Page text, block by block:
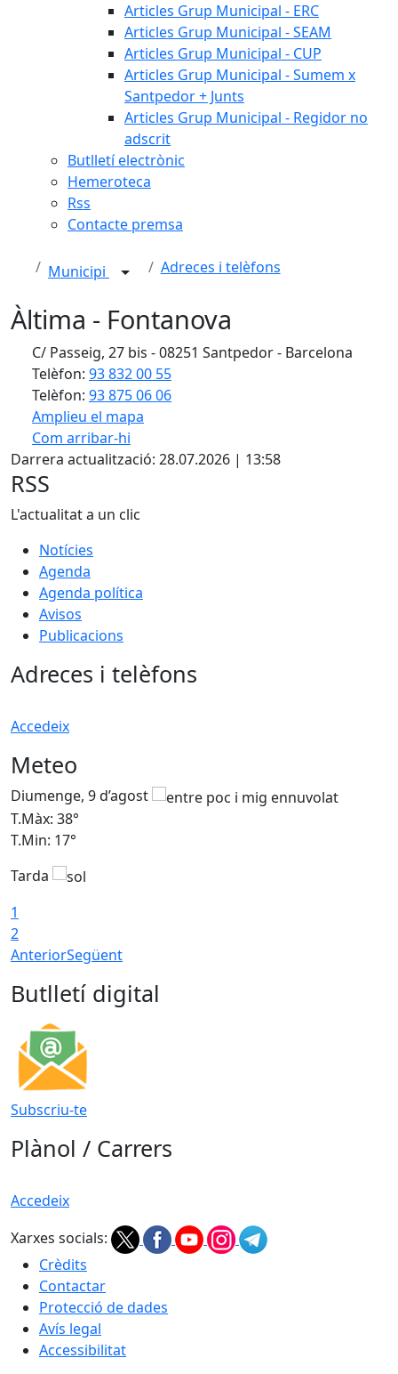
Articles Grup Municipal - ERC
Articles Grup Municipal - SEAM
Articles Grup Municipal - CUP
Articles Grup Municipal - Sumem x
Santpedor + Junts
Articles Grup Municipal - Regidor no
adscrit
Butlletí electrònic
Hemeroteca
Rss
Contacte premsa
Municipi Adreces i telèfons
Àltima - Fontanova
C/ Passeig, 27 bis - 08251 Santpedor - Barcelona
Telèfon: 93 832 00 55
Telèfon: 93 875 06 06
Amplieu el mapa
Com arribar-hi
+
−
Darrera actualització: 28.07.2026 | 13:58
RSS
L'actualitat a un clic
Notícies
Agenda
Agenda política
Avisos
Publicacions
Adreces i telèfons
Accedeix
Meteo
Diumenge, 9 d’agost
T.Màx: 38°
T.Min: 17°
Tarda
1
2
AnteriorSegüent
Butlletí digital
Subscriu-te
Plànol / Carrers
Accedeix
Xarxes socials:
Crèdits
Contactar
Protecció de dades
Avís legal
Accessibilitat